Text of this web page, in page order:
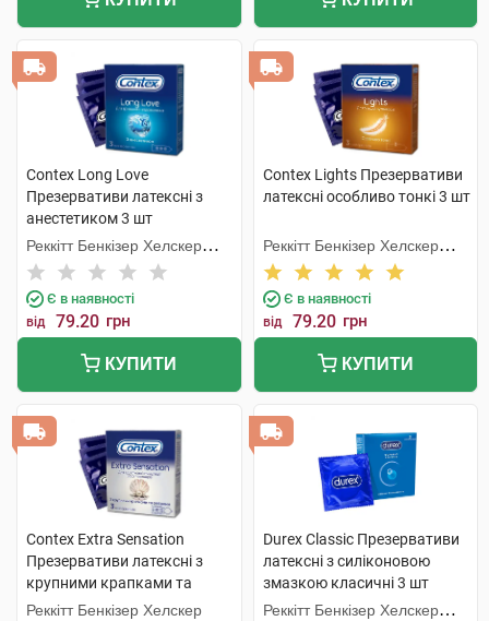
Contex Long Love
Презервативи латексні з
анестетиком 3 шт
Реккітт Бенкізер Хелскер
Мануфектурінг
Є в наявності
від 79.20 грн
КУПИТИ
Contex Lights Презервативи
латексні особливо тонкі 3 шт
Реккітт Бенкізер Хелскер
Мануфектурінг
Є в наявності
від 79.20 грн
КУПИТИ
Contex Extra Sensation
Презервативи латексні з
крупними крапками та
ребрами 3 шт
Реккітт Бенкізер Хелскер
Durex Classic Презервативи
латексні з силіконовою
змазкою класичні 3 шт
Реккітт Бенкізер Хелскер